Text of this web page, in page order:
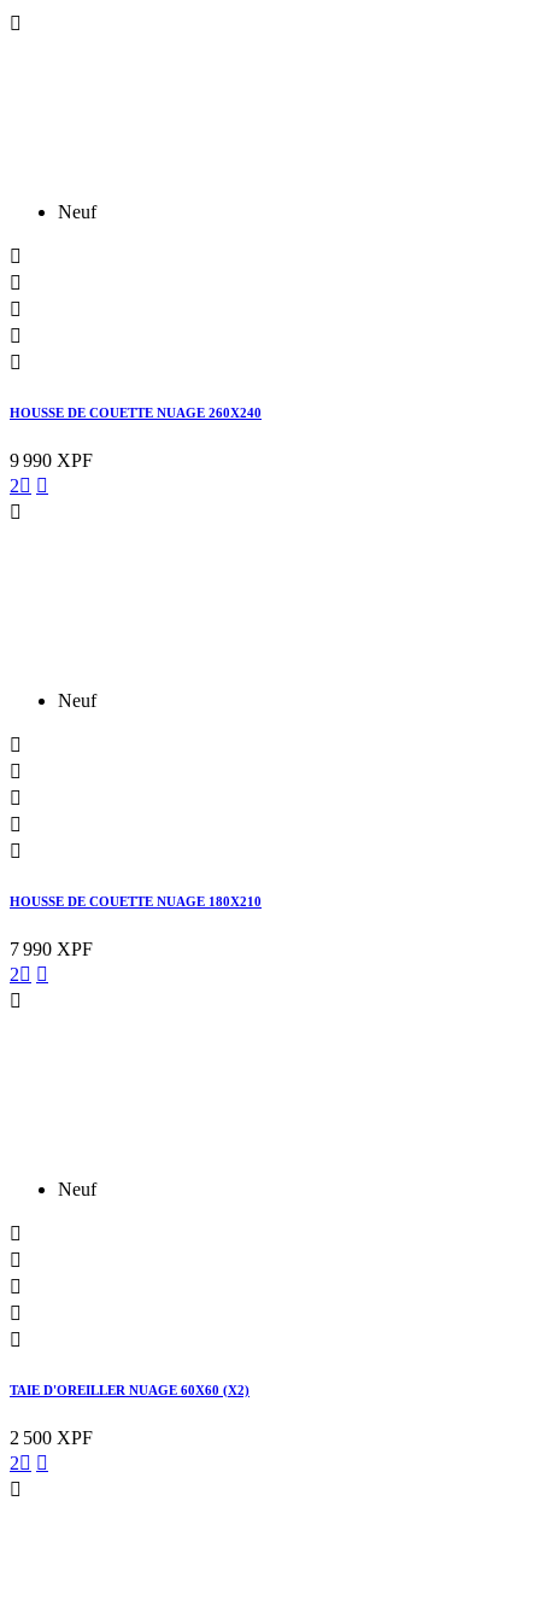

Neuf





HOUSSE DE COUETTE NUAGE 260X240
9 990 XPF
2 

Neuf





HOUSSE DE COUETTE NUAGE 180X210
7 990 XPF
2 

Neuf





TAIE D'OREILLER NUAGE 60X60 (X2)
2 500 XPF
2 
